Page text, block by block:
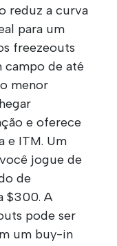
reduz a curva
para um
freezeouts
campo de até
menor
e oferece
e ITM. Um
jogue de
de
$300. A
pode ser
um buy-in